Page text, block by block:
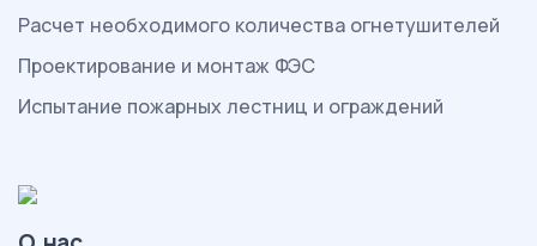
Расчет необходимого количества огнетушителей
Проектирование и монтаж ФЭС
Испытание пожарных лестниц и ограждений